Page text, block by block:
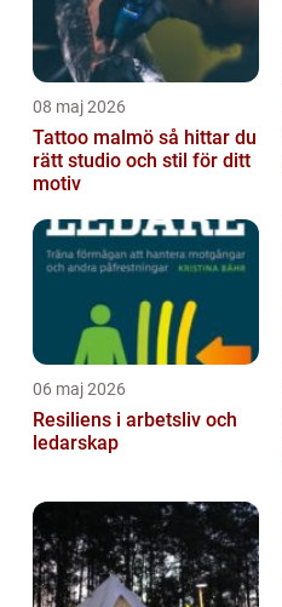
08 maj 2026
Tattoo malmö så hittar du
rätt studio och stil för ditt
motiv
06 maj 2026
Resiliens i arbetsliv och
ledarskap